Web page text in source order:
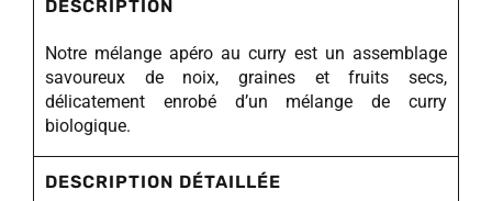
DESCRIPTION
Notre mélange apéro au curry est un assemblage
savoureux de noix, graines et fruits secs,
délicatement enrobé d’un mélange de curry
biologique.
DESCRIPTION DÉTAILLÉE